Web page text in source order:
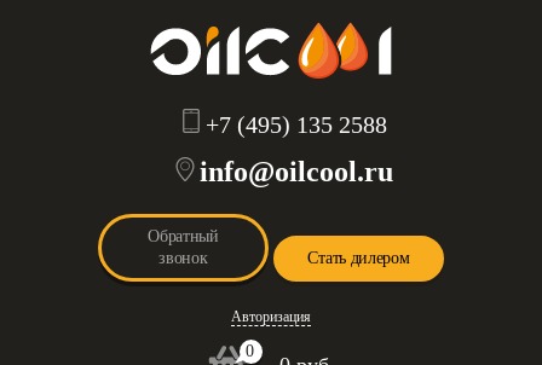
+7 (495) 135 2588
info@oilcool.ru
Обратный
звонок
Стать дилером
Авторизация
0